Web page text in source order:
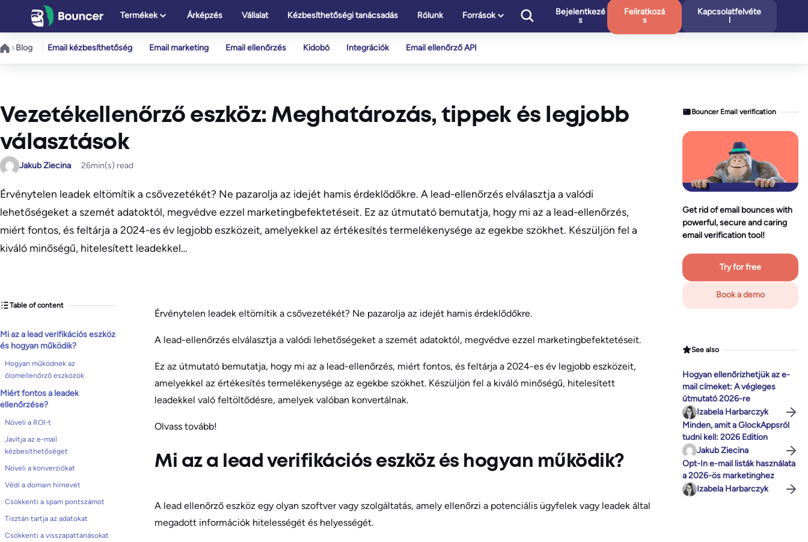
tartalomhoz
Termékek Árképzés Vállalat Kézbesíthetőségi tanácsadás Rólunk Források
Bejelentkezé
s
Feliratkozá
s
Kapcsolatfelvéte
l
Blog Email kézbesíthetőség Email marketing Email ellenőrzés Kidobó Integrációk Email ellenőrző API
Vezetékellenőrző eszköz: Meghatározás, tippek és legjobb
választások
Jakub Ziecina 26min(s) read
Érvénytelen leadek eltömítik a csővezetékét? Ne pazarolja az idejét hamis érdeklődőkre. A lead-ellenőrzés elválasztja a valódi
lehetőségeket a szemét adatoktól, megvédve ezzel marketingbefektetéseit. Ez az útmutató bemutatja, hogy mi az a lead-ellenőrzés,
miért fontos, és feltárja a 2024-es év legjobb eszközeit, amelyekkel az értékesítés termelékenysége az egekbe szökhet. Készüljön fel a
kiváló minőségű, hitelesített leadekkel…
Table of content
Mi az a lead verifikációs eszköz
és hogyan működik?
Hogyan működnek az
ólomellenőrző eszközök
Miért fontos a leadek
ellenőrzése?
Növeli a ROI-t
Javítja az e-mail
kézbesíthetőséget
Növeli a konverziókat
Védi a domain hírnevét
Csökkenti a spam pontszámot
Tisztán tartja az adatokat
Csökkenti a visszapattanásokat
Érvénytelen leadek eltömítik a csővezetékét? Ne pazarolja az idejét hamis érdeklődőkre.
A lead-ellenőrzés elválasztja a valódi lehetőségeket a szemét adatoktól, megvédve ezzel marketingbefektetéseit.
Ez az útmutató bemutatja, hogy mi az a lead-ellenőrzés, miért fontos, és feltárja a 2024-es év legjobb eszközeit,
amelyekkel az értékesítés termelékenysége az egekbe szökhet. Készüljön fel a kiváló minőségű, hitelesített
leadekkel való feltöltődésre, amelyek valóban konvertálnak.
Olvass tovább!
Mi az a lead verifikációs eszköz és hogyan működik?
A lead ellenőrző eszköz egy olyan szoftver vagy szolgáltatás, amely ellenőrzi a potenciális ügyfelek vagy leadek által
megadott információk hitelességét és helyességét.
Bouncer Email verification
Get rid of email bounces with
powerful, secure and caring
email verification tool!
Try for free
Book a demo
See also
Hogyan ellenőrizhetjük az e-
mail címeket: A végleges
útmutató 2026-re
Izabela Harbarczyk
Minden, amit a GlockAppsról
tudni kell: 2026 Edition
Jakub Ziecina
Opt-In e-mail listák használata
a 2026-ös marketinghez
Izabela Harbarczyk